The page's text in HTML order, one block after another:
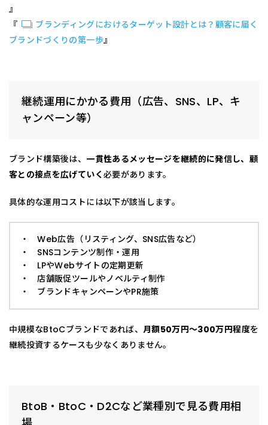
』
『
ブランディングにおけるターゲット設計とは？顧客に届く
ブランドづくりの第一歩』
継続運用にかかる費用（広告、SNS、LP、キ
ャンペーン等）
ブランド構築後は、 一貫性あるメッセージを継続的に発信し、顧
客との接点を広げていく必要があります。
具体的な運用コストには以下が該当します。
・ Web広告（リスティング、SNS広告など）
・ SNSコンテンツ制作・運用
・ LPやWebサイトの定期更新
・ 店舗販促ツールやノベルティ制作
・ ブランドキャンペーンやPR施策
中規模なBtoCブランドであれば、 月額50万円〜300万円程度を
継続投資するケースも少なくありません。
BtoB・BtoC・D2Cなど業種別で見る費用相